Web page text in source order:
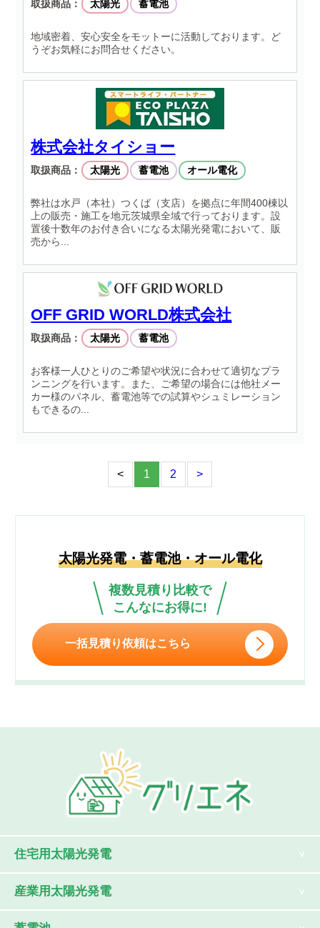
取扱商品： 太陽光 蓄電池
地域密着、安心安全をモットーに活動しております。ど
うぞお気軽にお問合せください。
株式会社タイショー
取扱商品： 太陽光 蓄電池 オール電化
弊社は水戸（本社）つくば（支店）を拠点に年間400棟以
上の販売・施工を地元茨城県全域で行っております。設
置後十数年のお付き合いになる太陽光発電において、販
売から...
OFF GRID WORLD株式会社
取扱商品： 太陽光 蓄電池
お客様一人ひとりのご希望や状況に合わせて適切なプラ
ンニングを行います。また、ご希望の場合には他社メー
カー様のパネル、蓄電池等での試算やシュミレーション
もできるの...
< 1 2 >
太陽光発電・蓄電池・オール電化
複数見積り比較で
こんなにお得に!
一括見積り依頼はこちら
住宅用太陽光発電
産業用太陽光発電